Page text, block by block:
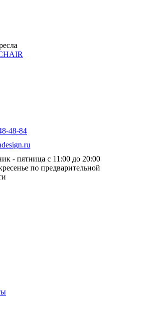
48-84
- пятница с 11:00 до 20:00
по предварительной